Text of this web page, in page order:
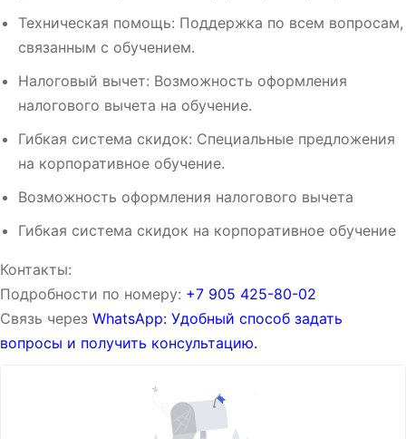
Техническая помощь: Поддержка по всем вопросам,
связанным с обучением.
Налоговый вычет: Возможность оформления
налогового вычета на обучение.
Гибкая система скидок: Специальные предложения
на корпоративное обучение.
Возможность оформления налогового вычета
Гибкая система скидок на корпоративное обучение
Контакты:
Подробности по номеру: ‪‪+7 905 425-80-02‬‬
Связь через WhatsApp: Удобный способ задать
вопросы и получить консультацию.